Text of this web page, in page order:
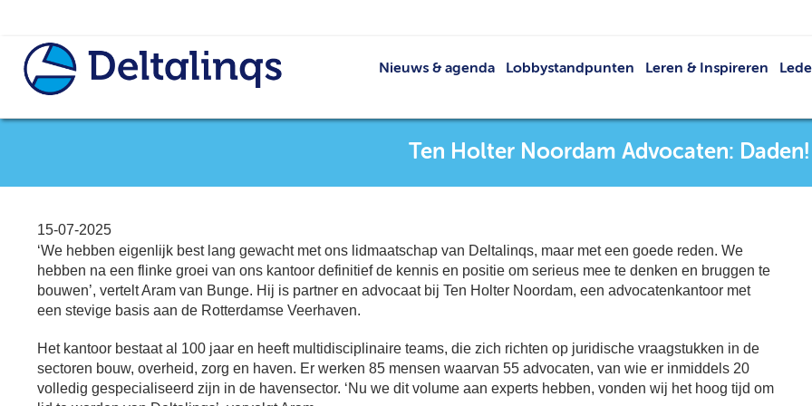
Nieuws & agenda
Agenda
Lobbystandpunten Leren & Inspireren
Ten Holter Noordam Advocaten: Daden!
15-07-2025
‘We hebben eigenlijk best lang gewacht met ons lidmaatschap van Deltalinqs, maar met een goede reden. We
hebben na een flinke groei van ons kantoor definitief de kennis en positie om serieus mee te denken en bruggen te
bouwen’, vertelt Aram van Bunge. Hij is partner en advocaat bij Ten Holter Noordam, een advocatenkantoor met
een stevige basis aan de Rotterdamse Veerhaven.
Het kantoor bestaat al 100 jaar en heeft multidisciplinaire teams, die zich richten op juridische vraagstukken in de
sectoren bouw, overheid, zorg en haven. Er werken 85 mensen waarvan 55 advocaten, van wie er inmiddels 20
volledig gespecialiseerd zijn in de havensector. ‘Nu we dit volume aan experts hebben, vonden wij het hoog tijd om